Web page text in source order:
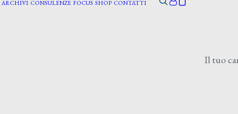
ARCHIVI CONSULENZE FOCUS SHOP CONTATTI
Il tuo